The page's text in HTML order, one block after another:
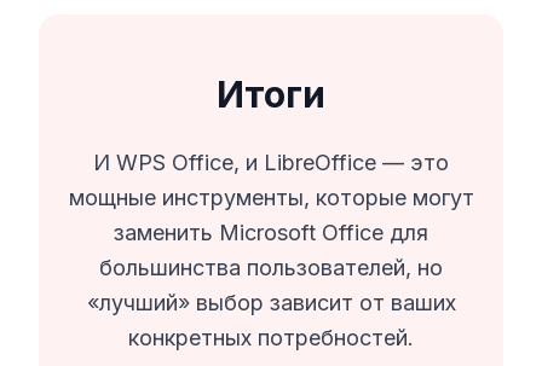
Итоги
И WPS Office, и LibreOffice — это
мощные инструменты, которые могут
заменить Microsoft Office для
большинства пользователей, но
«лучший» выбор зависит от ваших
конкретных потребностей.